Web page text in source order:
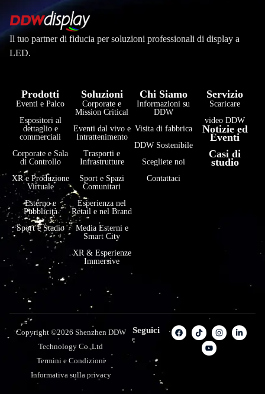
Il tuo partner di fiducia per soluzioni professionali di display a
LED.
Prodotti
Eventi e Palco
Espositori al
dettaglio e
commerciali
Corporate e Sala
di Controllo
XR e Produzione
Virtuale
Esterno e
Pubblicità
Sport e Stadio
Soluzioni
Corporate e
Mission Critical
Eventi dal vivo e
Intrattenimento
Trasporti e
Infrastrutture
Sport e Spazi
Comunitari
Esperienza nel
Retail e nel Brand
Media Esterni e
Smart City
XR & Esperienze
Immersive
Chi Siamo
Informazioni su
DDW
Visita di fabbrica
DDW Sostenibile
Scegliete noi
Contattaci
Servizio
Scaricare
video DDW
Notizie ed
Eventi
Casi di
studio
Copyright ©2026 Shenzhen DDW
Technology Co.,Ltd
Termini e Condizioni
Informativa sulla privacy
Seguici
: